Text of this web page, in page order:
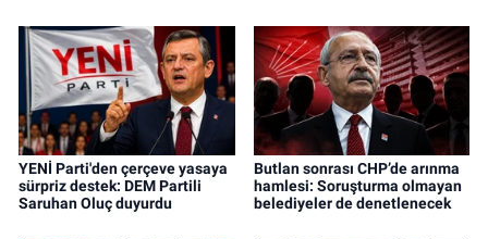
YENİ Parti'den çerçeve yasaya
sürpriz destek: DEM Partili
Saruhan Oluç duyurdu
Butlan sonrası CHP’de arınma
hamlesi: Soruşturma olmayan
belediyeler de denetlenecek